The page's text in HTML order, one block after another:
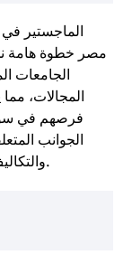
الماجستير
مصر خطوة هامة
الجامعات
المجالات،
فرصهم في
الجوانب
والتكاليف إلى أفضل الجامعات والتخصصات المتاحة.